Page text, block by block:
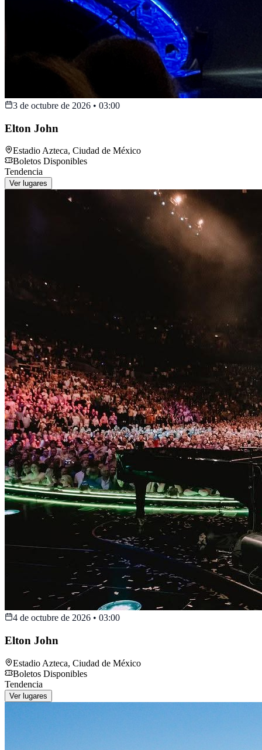
3 de octubre de 2026 • 03:00
Elton John
Estadio Azteca, Ciudad de México
Boletos Disponibles
Tendencia
Ver lugares
4 de octubre de 2026 • 03:00
Elton John
Estadio Azteca, Ciudad de México
Boletos Disponibles
Tendencia
Ver lugares